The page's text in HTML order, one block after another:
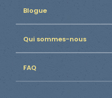
Blogue
Qui sommes-nous
FAQ